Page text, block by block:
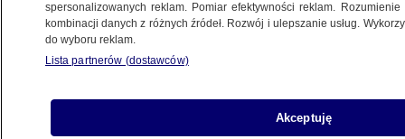
Udostępnij
spersonalizowanych reklam. Pomiar efektywności reklam.
kombinacji danych z różnych źródeł. Rozwój i ulepszanie usług.
do wyboru reklam.
Lista partnerów (dostawców)
Akceptuję